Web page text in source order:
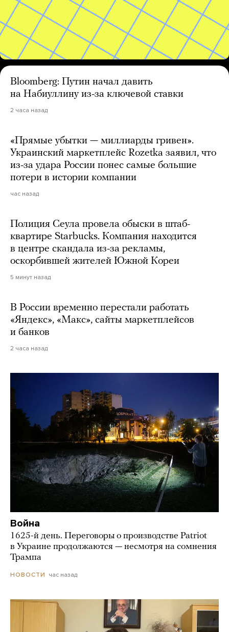
Bloomberg: Путин начал давить
на Набиуллину из-за ключевой ставки
2 часа назад
«Прямые убытки — миллиарды гривен».
Украинский маркетплейс Rozetka заявил, что
из-за удара России понес самые большие
потери в истории компании
час назад
Полиция Сеула провела обыски в штаб-
квартире Starbucks. Компания находится
в центре скандала из-за рекламы,
оскорбившей жителей Южной Кореи
5 минут назад
В России временно перестали работать
«Яндекс», «Макс», сайты маркетплейсов
и банков
2 часа назад
Война
1625-й день. Переговоры о производстве Patriot
в Украине продолжаются — несмотря на сомнения
Трампа
НОВОСТИ час назад